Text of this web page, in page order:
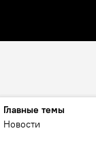
Главные темы
Новости